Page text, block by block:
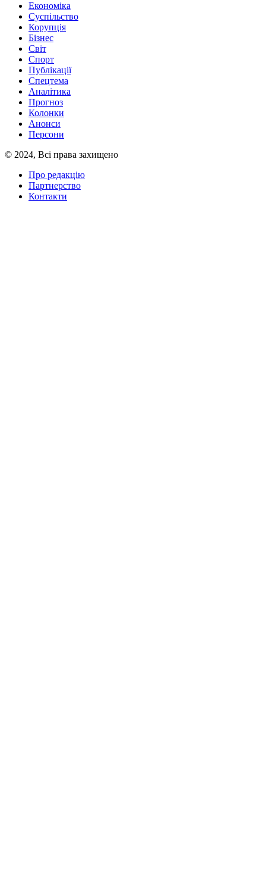
Економіка
Суспільство
Корупція
Бізнес
Світ
Спорт
Публікації
Спецтема
Аналітика
Прогноз
Колонки
Анонси
Персони
© 2024, Всі права захищено
Про редакцію
Партнерство
Контакти